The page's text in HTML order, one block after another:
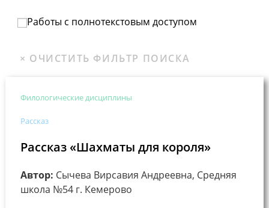
Работы с полнотекстовым доступом
Филологические дисциплины
Рассказ
Рассказ «Шахматы для короля»
Автор: Сычева Вирсавия Андреевна, Средняя
школа №54 г. Кемерово